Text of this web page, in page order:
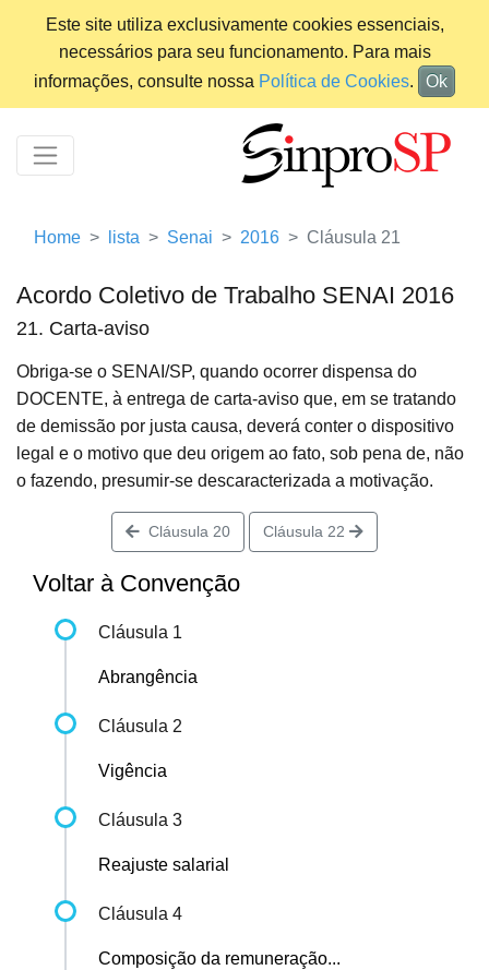
Este site utiliza exclusivamente cookies essenciais,
necessários para seu funcionamento. Para mais
informações, consulte nossa Política de Cookies. Ok
Home lista Senai 2016 Cláusula 21
Acordo Coletivo de Trabalho SENAI 2016
21. Carta-aviso
Obriga-se o SENAI/SP, quando ocorrer dispensa do
DOCENTE, à entrega de carta-aviso que, em se tratando
de demissão por justa causa, deverá conter o dispositivo
legal e o motivo que deu origem ao fato, sob pena de, não
o fazendo, presumir-se descaracterizada a motivação.
Cláusula 20 Cláusula 22
Voltar à Convenção
Cláusula 1
Abrangência
Cláusula 2
Vigência
Cláusula 3
Reajuste salarial
Cláusula 4
Composição da remuneração...